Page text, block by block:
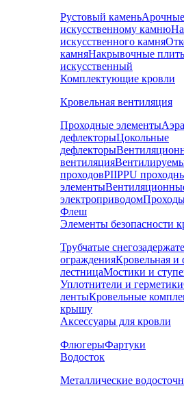
Рустовый камень
искусственному камню
искусственного камня
камняНакрывочные
искусственный
Комплектующие кровли
Кровельная вентиляция
Проходные элементы
дефлекторыЦокольные
дефлекторы
вентиляция
проходовPIIPPU
элементы
электроприводом
Флеш
Элементы безопасности
Трубчатые
огражденияКровельная и
лестницаМостики и
Уплотнители и герметики
лентыКровельные
крышу
Аксессуары для кровли
ФлюгерыФартуки
Водосток
Металлические